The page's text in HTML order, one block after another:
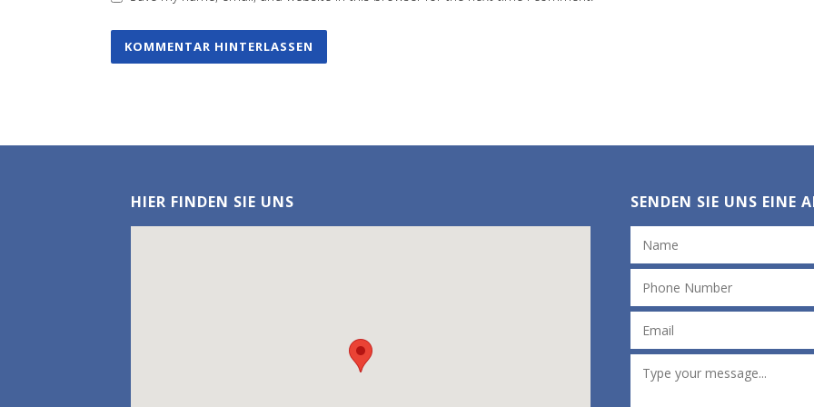
HIER FINDEN SIE UNS SENDEN SIE UNS EINE